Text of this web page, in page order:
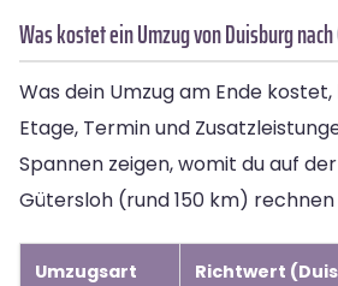
Was kostet ein Umzug von Duisburg
Was dein Umzug am Ende
Etage, Termin und
Spannen zeigen, womit du auf
Gütersloh (rund 150 km)
Umzugsart Richtwert